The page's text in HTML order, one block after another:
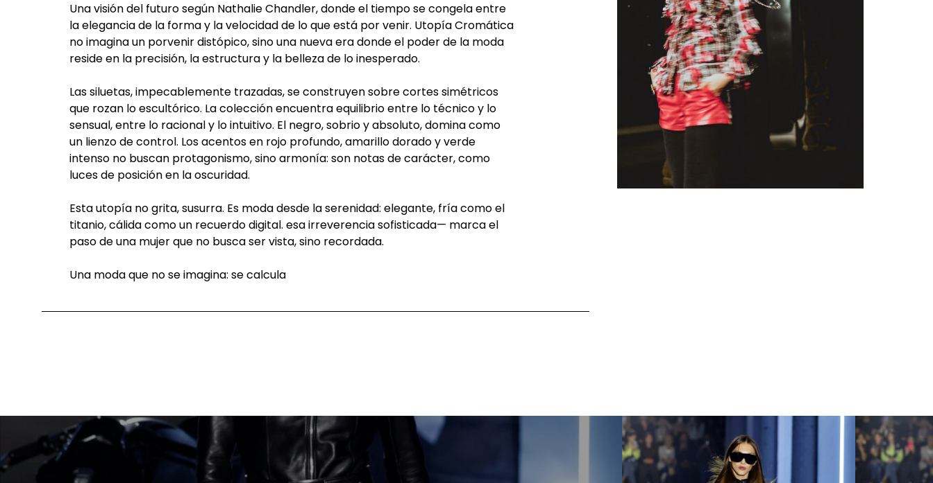
Una visión del futuro según Nathalie Chandler, donde el tiempo se congela entre
la elegancia de la forma y la velocidad de lo que está por venir. Utopía Cromática
no imagina un porvenir distópico, sino una nueva era donde el poder de la moda
reside en la precisión, la estructura y la belleza de lo inesperado.
Las siluetas, impecablemente trazadas, se construyen sobre cortes simétricos
que rozan lo escultórico. La colección encuentra equilibrio entre lo técnico y lo
sensual, entre lo racional y lo intuitivo. El negro, sobrio y absoluto, domina como
un lienzo de control. Los acentos en rojo profundo, amarillo dorado y verde
intenso no buscan protagonismo, sino armonía: son notas de carácter, como
luces de posición en la oscuridad.
Esta utopía no grita, susurra. Es moda desde la serenidad: elegante, fría como el
titanio, cálida como un recuerdo digital. esa irreverencia sofisticada— marca el
paso de una mujer que no busca ser vista, sino recordada.
Una moda que no se imagina: se calcula